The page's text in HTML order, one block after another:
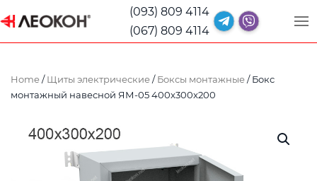
(093) 809 4114
(067) 809 4114
Home/Щиты электрические/Боксы монтажные/ Бокс
монтажный навесной ЯМ-05 400x300x200